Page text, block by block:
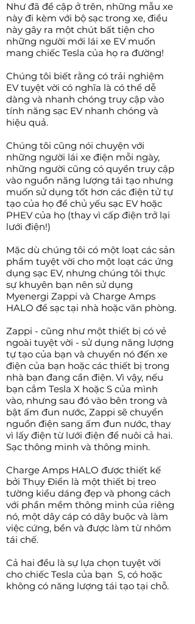
Như đã đề cập ở trên, những mẫu xe
này đi kèm với bộ sạc trong xe, điều
này gây ra một chút bất tiện cho
những người mới lái xe EV muốn
mang chiếc Tesla của họ ra đường!
Chúng tôi biết rằng có trải nghiệm
EV tuyệt vời có nghĩa là có thể dễ
dàng và nhanh chóng truy cập vào
tính năng sạc EV nhanh chóng và
hiệu quả.
Chúng tôi cũng nói chuyện với
những người lái xe điện mỗi ngày,
những người cũng có quyền truy cập
vào nguồn năng lượng tái tạo nhưng
muốn sử dụng tốt hơn các điện tử tự
tạo của họ để chủ yếu sạc EV hoặc
PHEV của họ (thay vì cấp điện trở lại
lưới điện!)
Mặc dù chúng tôi có một loạt các sản
phẩm tuyệt vời cho một loạt các ứng
dụng sạc EV, nhưng chúng tôi thực
sự khuyên bạn nên sử dụng
Myenergi Zappi và Charge Amps
HALO để sạc tại nhà hoặc văn phòng.
Zappi - cũng như một thiết bị có vẻ
ngoài tuyệt vời - sử dụng năng lượng
tự tạo của bạn và chuyển nó đến xe
điện của bạn hoặc các thiết bị trong
nhà bạn đang cần điện. Vì vậy, nếu
bạn cắm Tesla X hoặc S của mình
vào, nhưng sau đó vào bên trong và
bật ấm đun nước, Zappi sẽ chuyển
nguồn điện sang ấm đun nước, thay
vì lấy điện từ lưới điện để nuôi cả hai.
Sạc thông minh và thông minh.
Charge Amps HALO được thiết kế
bởi Thụy Điển là một thiết bị treo
tường kiểu dáng đẹp và phong cách
với phần mềm thông minh của riêng
nó, một dây cáp có dây buộc và làm
việc cứng, bền và được làm từ nhôm
tái chế.
Cả hai đều là sự lựa chọn tuyệt vời
cho chiếc Tesla của bạn S, có hoặc
không có năng lượng tái tạo tại chỗ.